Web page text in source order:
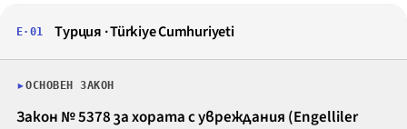
E·01 Турция ·Türkiye Cumhuriyeti
ОСНОВЕН ЗАКОН
Закон № 5378 за хората с увреждания (Engelliler